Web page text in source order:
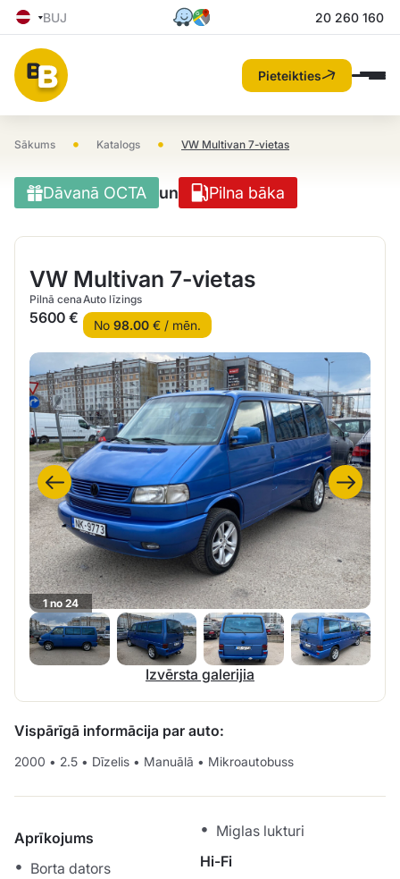
BUJ 20 260 160
Pieteikties
Sākums • Katalogs • VW Multivan 7-vietas
Dāvanā OCTA un Pilna bāka
VW Multivan 7-vietas
Pilnā cena
5600 €
Auto līzings
No 98.00€ / mēn.
1 no 24
Izvērsta galerijia
Vispārīgā informācija par auto:
2000 • 2.5 • Dīzelis • Manuālā • Mikroautobuss
Aprīkojums
Borta dators
Miglas lukturi
Hi-Fi